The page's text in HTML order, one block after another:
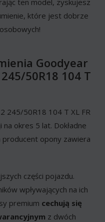
które jest dobrze
Goodyear
50R18 104 T
245/50R18 104 T XL FR
okres 5 lat. Dokładne
opony zawiera
części pojazdu.
wpływających na ich
premium cechują się
z dwóch